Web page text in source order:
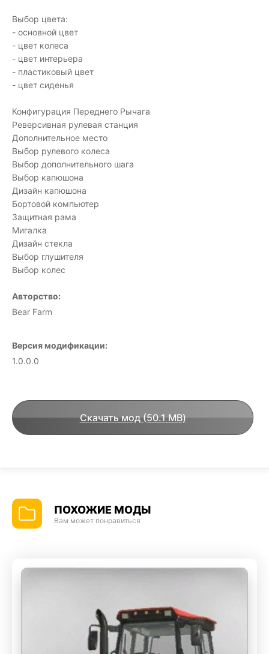
Выбор цвета:
- основной цвет
- цвет колеса
- цвет интерьера
- пластиковый цвет
- цвет сиденья
Конфигурация Переднего Рычага
Реверсивная рулевая станция
Дополнительное место
Выбор рулевого колеса
Выбор дополнительного шага
Выбор капюшона
Дизайн капюшона
Бортовой компьютер
Защитная рама
Мигалка
Дизайн стекла
Выбор глушителя
Выбор колес
Авторство:
Bear Farm
Версия модификации:
1.0.0.0
Скачать мод (50.1 MB)
ПОХОЖИЕ МОДЫ
Вам может понравиться